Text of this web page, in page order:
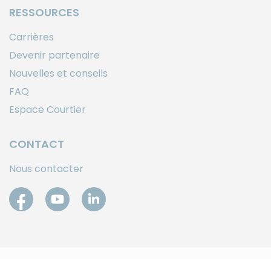
RESSOURCES
Carrières
Devenir partenaire
Nouvelles et conseils
FAQ
Espace Courtier
CONTACT
Nous contacter